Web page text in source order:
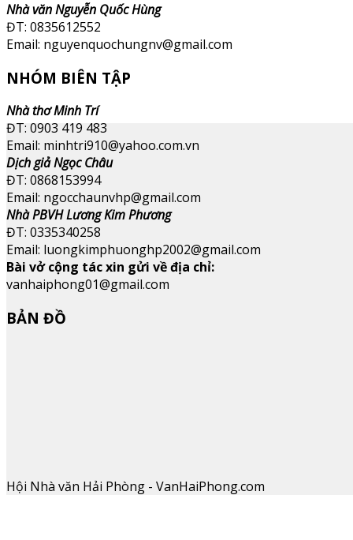
Nhà văn Nguyễn Quốc Hùng
ĐT: 0835612552
Email: nguyenquochungnv@gmail.com
NHÓM BIÊN TẬP
Nhà thơ Minh Trí
ĐT: 0903 419 483
Email: minhtri910@yahoo.com.vn
Dịch giả Ngọc Châu
ĐT: 0868153994
Email: ngocchaunvhp@gmail.com
Nhà PBVH Lương Kim Phương
ĐT: 0335340258
Email: luongkimphuonghp2002@gmail.com
Bài vở cộng tác xin gửi về địa chỉ:
vanhaiphong01@gmail.com
BẢN ĐỒ
Hội Nhà văn Hải Phòng - VanHaiPhong.com